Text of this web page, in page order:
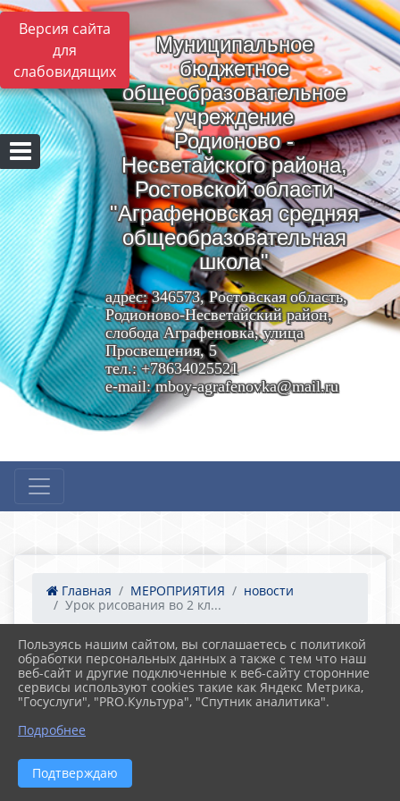
Версия сайта
для
слабовидящих
Муниципальное
бюджетное
общеобразовательное
учреждение
Родионово -
Несветайского района,
Ростовской области
"Аграфеновская средняя
общеобразовательная
школа"
адрес: 346573, Ростовская область,
Родионово-Несветайский район,
слобода Аграфеновка, улица
Просвещения, 5
тел.: +78634025521
e-mail: mboy-agrafenovka@mail.ru
Главная МЕРОПРИЯТИЯ
новости
Урок рисования во 2 кл...
16.02.2024 08:33
Урок рисования во 2 классе.
Пользуясь нашим сайтом, вы соглашаетесь с политикой
обработки персональных данных а также с тем что наш
веб-сайт и другие подключенные к веб-сайту сторонние
сервисы используют cookies такие как Яндекс Метрика,
"Госуслуги", "PRO.Культура", "Спутник аналитика".
Подробнее
Подтверждаю